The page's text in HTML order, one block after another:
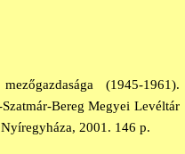
(1945-1961).
Szatmár-Bereg Megyei Levéltár
2001. 146 p.